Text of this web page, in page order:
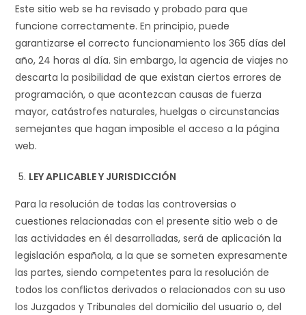
Este sitio web se ha revisado y probado para que
funcione correctamente. En principio, puede
garantizarse el correcto funcionamiento los 365 días del
año, 24 horas al día. Sin embargo, la agencia de viajes no
descarta la posibilidad de que existan ciertos errores de
programación, o que acontezcan causas de fuerza
mayor, catástrofes naturales, huelgas o circunstancias
semejantes que hagan imposible el acceso a la página
web.
LEY APLICABLE Y JURISDICCIÓN
Para la resolución de todas las controversias o
cuestiones relacionadas con el presente sitio web o de
las actividades en él desarrolladas, será de aplicación la
legislación española, a la que se someten expresamente
las partes, siendo competentes para la resolución de
todos los conflictos derivados o relacionados con su uso
los Juzgados y Tribunales del domicilio del usuario o, del